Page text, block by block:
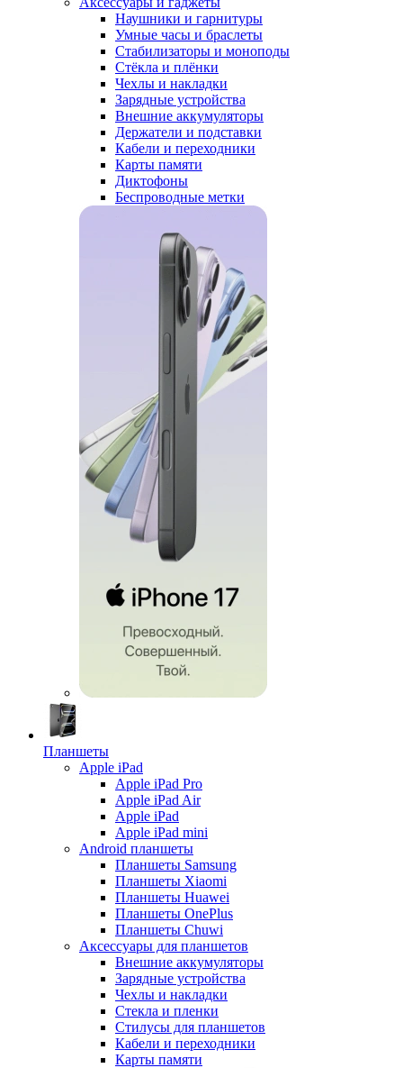
Наушники и гарнитуры
Умные часы и браслеты
Стабилизаторы и моноподы
Стёкла и плёнки
Чехлы и накладки
Зарядные устройства
Внешние аккумуляторы
Держатели и подставки
Кабели и переходники
Карты памяти
Диктофоны
Беспроводные метки
Планшеты
Apple iPad
Apple iPad Pro
Apple iPad Air
Apple iPad
Apple iPad mini
Android планшеты
Планшеты Samsung
Планшеты Xiaomi
Планшеты Huawei
Планшеты OnePlus
Планшеты Chuwi
Аксессуары для планшетов
Внешние аккумуляторы
Зарядные устройства
Чехлы и накладки
Стекла и пленки
Стилусы для планшетов
Кабели и переходники
Карты памяти